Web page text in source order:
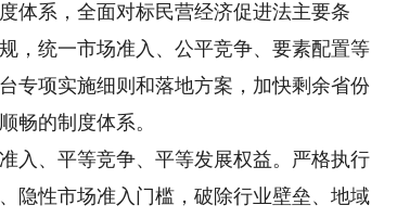
系，全面对标民营经济促进法主要条
，统一市场准入、公平竞争、要素配置等
专项实施细则和落地方案，加快剩余省份
畅的制度体系。
、平等竞争、平等发展权益。严格执行
隐性市场准入门槛，破除行业壁垒、地域